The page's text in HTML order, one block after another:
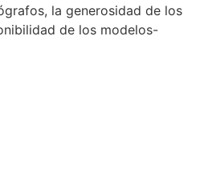
la generosidad de los
de los modelos-